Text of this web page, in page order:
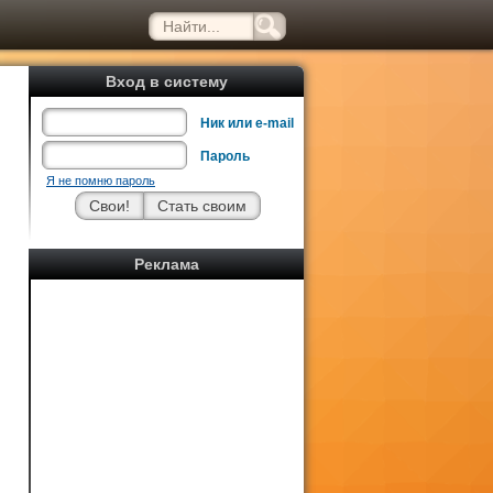
Вход в систему
Ник или e-mail
Пароль
Я не помню пароль
Реклама